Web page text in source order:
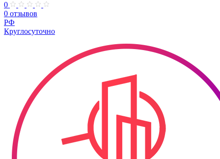
0
0 отзывов
РФ
Круглосуточно